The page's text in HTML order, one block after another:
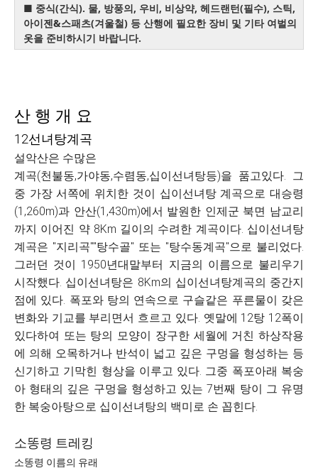
■ 중식(간식). 물, 방풍의, 우비, 비상약, 헤드랜턴(필수), 스틱,
아이젠&스패츠(겨울철) 등 산행에 필요한 장비 및 기타 여벌의
옷을 준비하시기 바랍니다.
산 행 개 요
12선녀탕계곡
설악산은 수많은
계곡(천불동,가야동,수렴동,십이선녀탕등)을 품고있다. 그
중 가장 서쪽에 위치한 것이 십이선녀탕 계곡으로 대승령
(1,260m)과 안산(1,430m)에서 발원한 인제군 북면 남교리
까지 이어진 약 8Km 길이의 수려한 계곡이다. 십이선녀탕
계곡은 "지리곡""탕수골" 또는 "탕수동계곡"으로 불리었다.
그러던 것이 1950년대말부터 지금의 이름으로 불리우기
시작했다. 십이선녀탕은 8Km의 십이선녀탕계곡의 중간지
점에 있다. 폭포와 탕의 연속으로 구슬같은 푸른물이 갖은
변화와 기교를 부리면서 흐르고 있다. 옛말에 12탕 12폭이
있다하여 또는 탕의 모양이 장구한 세월에 거친 하상작용
에 의해 오목하거나 반석이 넓고 깊은 구멍을 형성하는 등
신기하고 기막힌 형상을 이루고 있다. 그중 폭포아래 복숭
아 형태의 깊은 구멍을 형성하고 있는 7번째 탕이 그 유명
한 복숭아탕으로 십이선녀탕의 백미로 손 꼽힌다.
소똥령 트레킹
소똥령 이름의 유래